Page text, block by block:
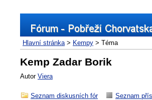
Hlavní stránka> Kempy > Téma
Kemp Zadar Borik
Autor Viera
Seznam diskusních fór Seznam